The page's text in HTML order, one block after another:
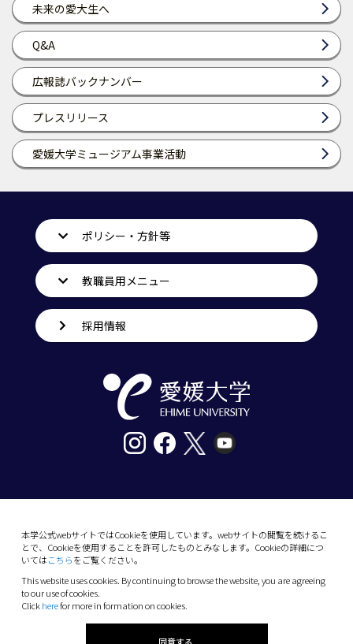
未来の愛大生へ
Q&A
広報誌バックナンバー
プレスリリース
愛媛大学ミュージアム事業活動
本学公式webサイトではCookieを使用しています。webサイトの閲覧を続けるこ
とで、Cookieを使用することを許可したものとみなします。Cookieの詳細につ
いてはこちらをご覧ください。
This website uses cookies. By continuing to browse the website, you are agreeing
to our use of cookies.
Clickherefor more in formation on cookies.
ポリシー・方針等
教職員用メニュー
採用情報
10-13 Dogo-Himata, Matsuyama, Ehime 790-
Phone: +81 89-927-9000
(C) 2026 Ehime University.